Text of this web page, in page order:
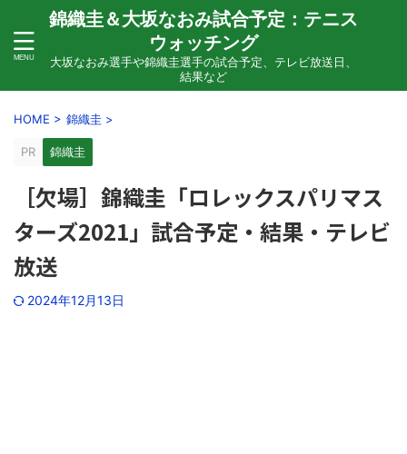
錦織圭＆大坂なおみ試合予定：テニス
ウォッチング
大坂なおみ選手や錦織圭選手の試合予定、テレビ放送日、
結果など
HOME > 錦織圭 >
PR 錦織圭
［欠場］錦織圭「ロレックスパリマス
ターズ2021」試合予定・結果・テレビ
放送
2024年12月13日